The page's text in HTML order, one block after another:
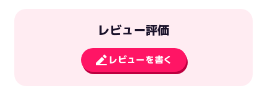
レビュー評価
レビューを書く